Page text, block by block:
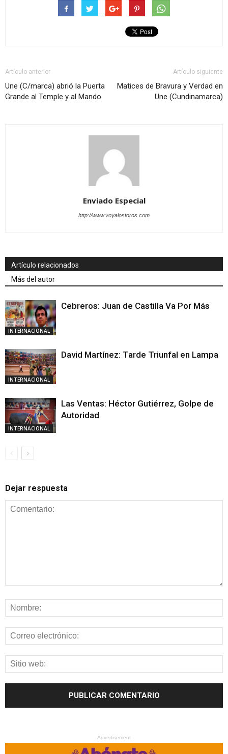
Artículo anterior
Une (C/marca) abrió la Puerta
Grande al Temple y al Mando
Artículo siguiente
Matices de Bravura y Verdad en
Une (Cundinamarca)
Enviado Especial
http://www.voyalostoros.com
Artículo relacionados
Más del autor
INTERNACIONAL
Cebreros: Juan de Castilla Va Por Más
INTERNACIONAL
David Martínez: Tarde Triunfal en Lampa
INTERNACIONAL
Las Ventas: Héctor Gutiérrez, Golpe de
Autoridad
Dejar respuesta
- Advertisement -